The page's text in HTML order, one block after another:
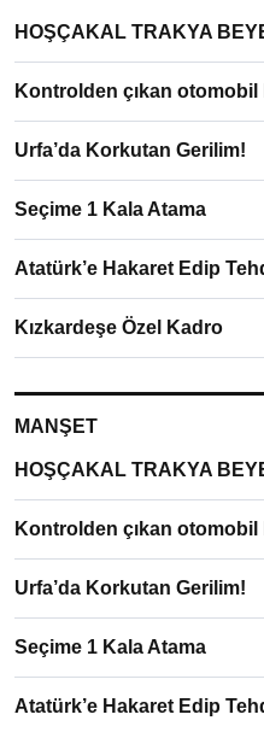
HOŞÇAKAL TRAKYA
Kontrolden çıkan otomobil
Urfa’da Korkutan Gerilim!
Seçime 1 Kala Atama
Atatürk’e Hakaret Edip
Kızkardeşe Özel Kadro
MANŞET
HOŞÇAKAL TRAKYA
Kontrolden çıkan otomobil
Urfa’da Korkutan Gerilim!
Seçime 1 Kala Atama
Atatürk’e Hakaret Edip